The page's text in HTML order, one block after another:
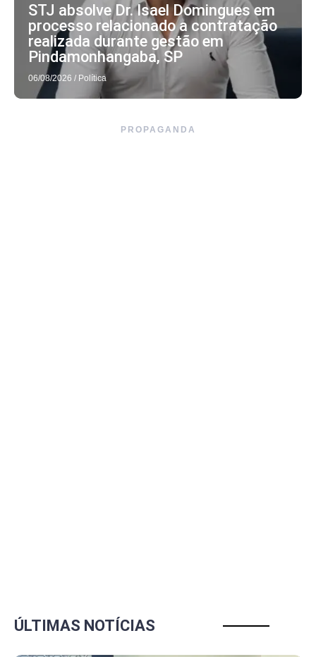
STJ absolve Dr. Isael Domingues em
processo relacionado a contratação
realizada durante gestão em
Pindamonhangaba, SP
06/08/2026 / Política
PROPAGANDA
ÚLTIMAS NOTÍCIAS